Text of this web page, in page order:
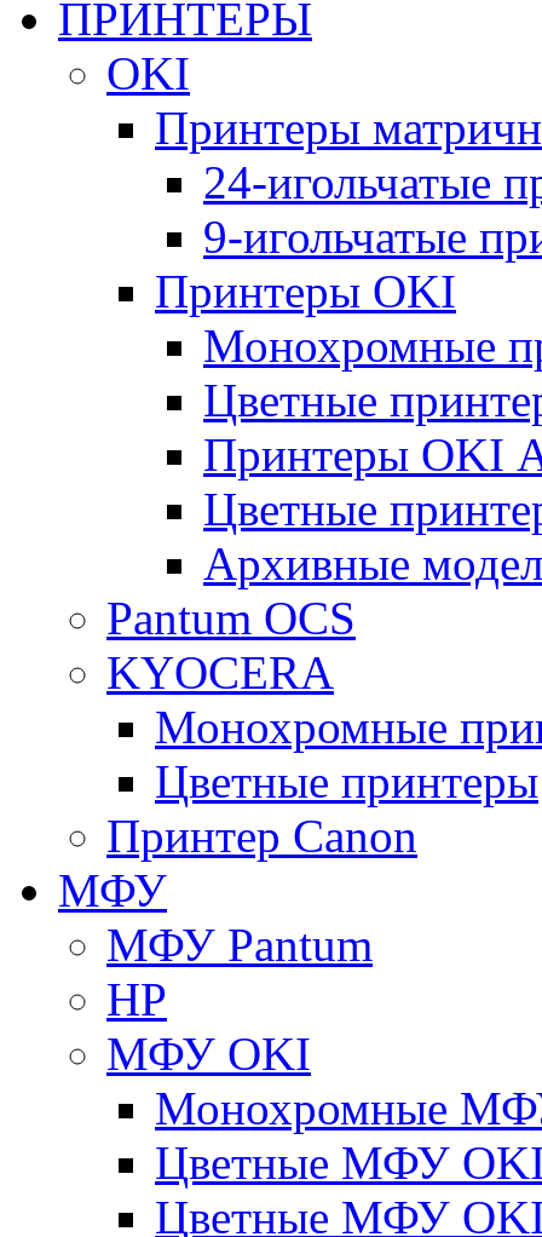
ПРИНТЕРЫ
OKI
Принтеры
24-игольчатые
9-игольчатые
Принтеры OKI
Монохромные
Цветные
Принтеры OKI
Цветные
Архивные
Pantum OCS
KYOCERA
Монохромные
Цветные принтеры
Принтер Canon
МФУ
МФУ Pantum
HP
МФУ OKI
Монохромные
Цветные МФУ
Цветные МФУ